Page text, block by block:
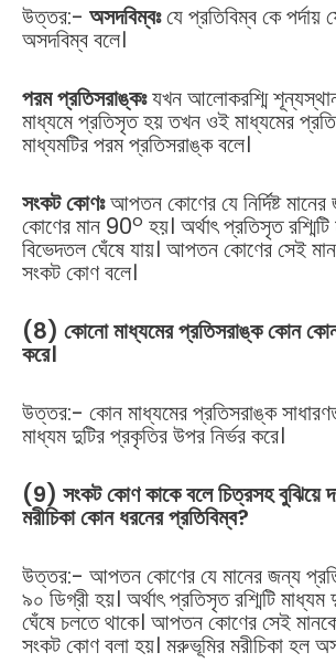
উত্তর:- অসদবিম্বঃযে প্রতিবিম্ব কে পর্দায়
অসদবিম্ব বলে।
পরম প্রতিসরাঙ্কঃযখন আলোকরশ্মি
মাধ্যমে প্রতিসৃত হয় তখন ওই মাধ্যমের
মাধ্যমটির পরম প্রতিসরাঙ্ক বলে।
সংকট কোণঃআপতন কোণের যে নির্দিষ্ট
কোণের মান 90o হয়। অর্থাৎ প্রতিসৃত
বিভেদতল ঘেঁষে যায়। আপতন কোণের সেই
সংকট কোণ বলে।
(8) কোনো মাধ্যমের প্রতিসরাঙ্ক কোন কোন
করে।
উত্তর:- কোন মাধ্যমের প্রতিসরাঙ্ক
মাধ্যম দুটির প্রকৃতির উপর নির্ভর করে।
(9) সংকট কোণ কাকে বলে চিত্রসহ বুঝিয়ে
মরীচিকা কোন ধরনের প্রতিবিম্ব?
উত্তর:- আপতন কোণের যে মানের জন্য
৯০ ডিগ্রী হয়। অর্থাৎ প্রতিসৃত রশ্মিটি
ঘেঁষে চলতে থাকে। আপতন কোণের সেই
সংকট কোণ বলা হয়। মরুভূমির মরীচিকা হল